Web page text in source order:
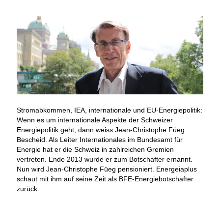
Stromabkommen, IEA, internationale und EU-Energiepolitik:
Wenn es um internationale Aspekte der Schweizer
Energiepolitik geht, dann weiss Jean-Christophe Füeg
Bescheid. Als Leiter Internationales im Bundesamt für
Energie hat er die Schweiz in zahlreichen Gremien
vertreten. Ende 2013 wurde er zum Botschafter ernannt.
Nun wird Jean-Christophe Füeg pensioniert. Energeiaplus
schaut mit ihm auf seine Zeit als BFE-Energiebotschafter
zurück.